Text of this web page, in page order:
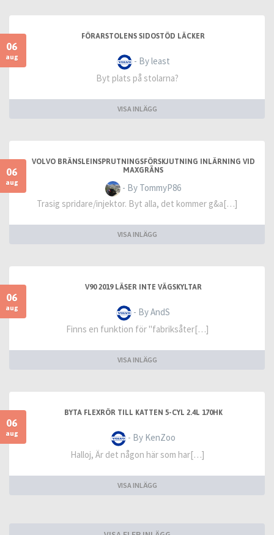
06
aug
FÖRARSTOLENS SIDOSTÖD LÄCKER
- By least
Byt plats på stolarna?
VISA INLÄGG
06
aug
VOLVO BRÄNSLEINSPRUTNINGSFÖRSKJUTNING INLÄRNING VID
MAXGRÄNS
- By TommyP86
Trasig spridare/injektor. Byt alla, det kommer g&a[…]
VISA INLÄGG
06
aug
V90 2019 LÄSER INTE VÄGSKYLTAR
- By AndS
Finns en funktion för "fabriksåter[…]
VISA INLÄGG
06
aug
BYTA FLEXRÖR TILL KATTEN 5-CYL 2.4L 170HK
- By KenZoo
Halloj, Är det någon här som har[…]
VISA INLÄGG